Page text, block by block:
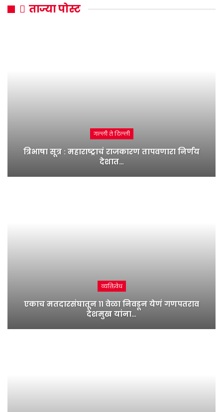
ताज्या पोस्ट
गल्ली ते दिल्ली
त्रिभाषा सूत्र : महाराष्ट्राचं राजकारण तापवणारा निर्णय
देशात…
व्यक्तिवेध
एकाच मतदारसंघातून ११ वेळा निवडून येणं गणपतराव
देशमुख यांना…